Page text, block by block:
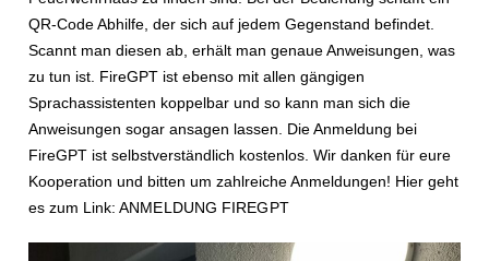
QR-Code Abhilfe, der sich auf jedem Gegenstand befindet.
Scannt man diesen ab, erhält man genaue Anweisungen, was
zu tun ist. FireGPT ist ebenso mit allen gängigen
Sprachassistenten koppelbar und so kann man sich die
Anweisungen sogar ansagen lassen. Die Anmeldung bei
FireGPT ist selbstverständlich kostenlos. Wir danken für eure
Kooperation und bitten um zahlreiche Anmeldungen! Hier geht
es zum Link: ANMELDUNG FIREGPT